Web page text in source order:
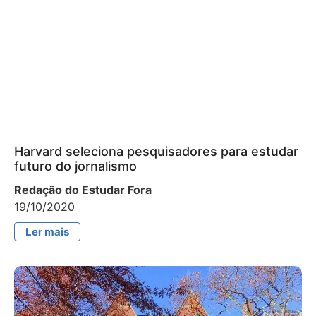
Harvard seleciona pesquisadores para estudar
futuro do jornalismo
Redação do Estudar Fora
19/10/2020
Ler mais